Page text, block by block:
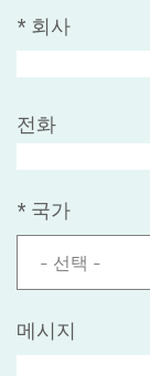
* 회사
전화
* 국가
- 선택 -
메시지